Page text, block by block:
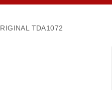
TDA1072